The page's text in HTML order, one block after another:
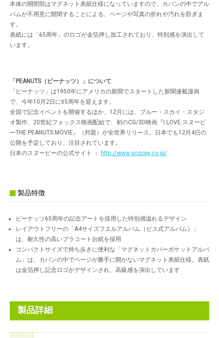
本体の開閉部はマグネット表紙仕様になっていますので、カバンの中でアル
バムが不用意に開閉することによる、ページや写真の折れや汚れを防ぎま
す。
表紙には「65周年」のロゴが金箔押し加工されており、特別感を演出して
います。
「PEANUTS（ピーナッツ）」について
「ピーナッツ」は1950年にアメリカの新聞でスタートした新聞連載漫画
で、今年10月2日に65周年を迎えます。
全国で記念イベントを開催するほか、12月には、ブルー・スカイ・スタジ
オ製作、20世紀フォックス映画配給で、初のCG/3D映画『I LOVE スヌーピ
ーTHE PEANUTS MOVIE』（邦題）が全世界リリース。日本でも12月4日の
公開を予定しており、注目されています。
日本のスヌーピーの公式サイト ：
http://www.snoopy.co.jp/
製品特徴
ピーナッツ65周年の記念アートを採用した特別感溢れるデザイン
レイアウトフリーの「A4サイズフエルアルバム（ビス式アルバム）」
は、耐久性の高いプラコート台紙を採用
コンパクトサイズで持ち歩きに便利な「マグネットカバーポケットアルバ
ム」は、カバンの中でページが勝手に開かないマグネット表紙仕様。表紙
は金箔押し記念ロゴがデザインされ、高級感を演出しています
製品詳細